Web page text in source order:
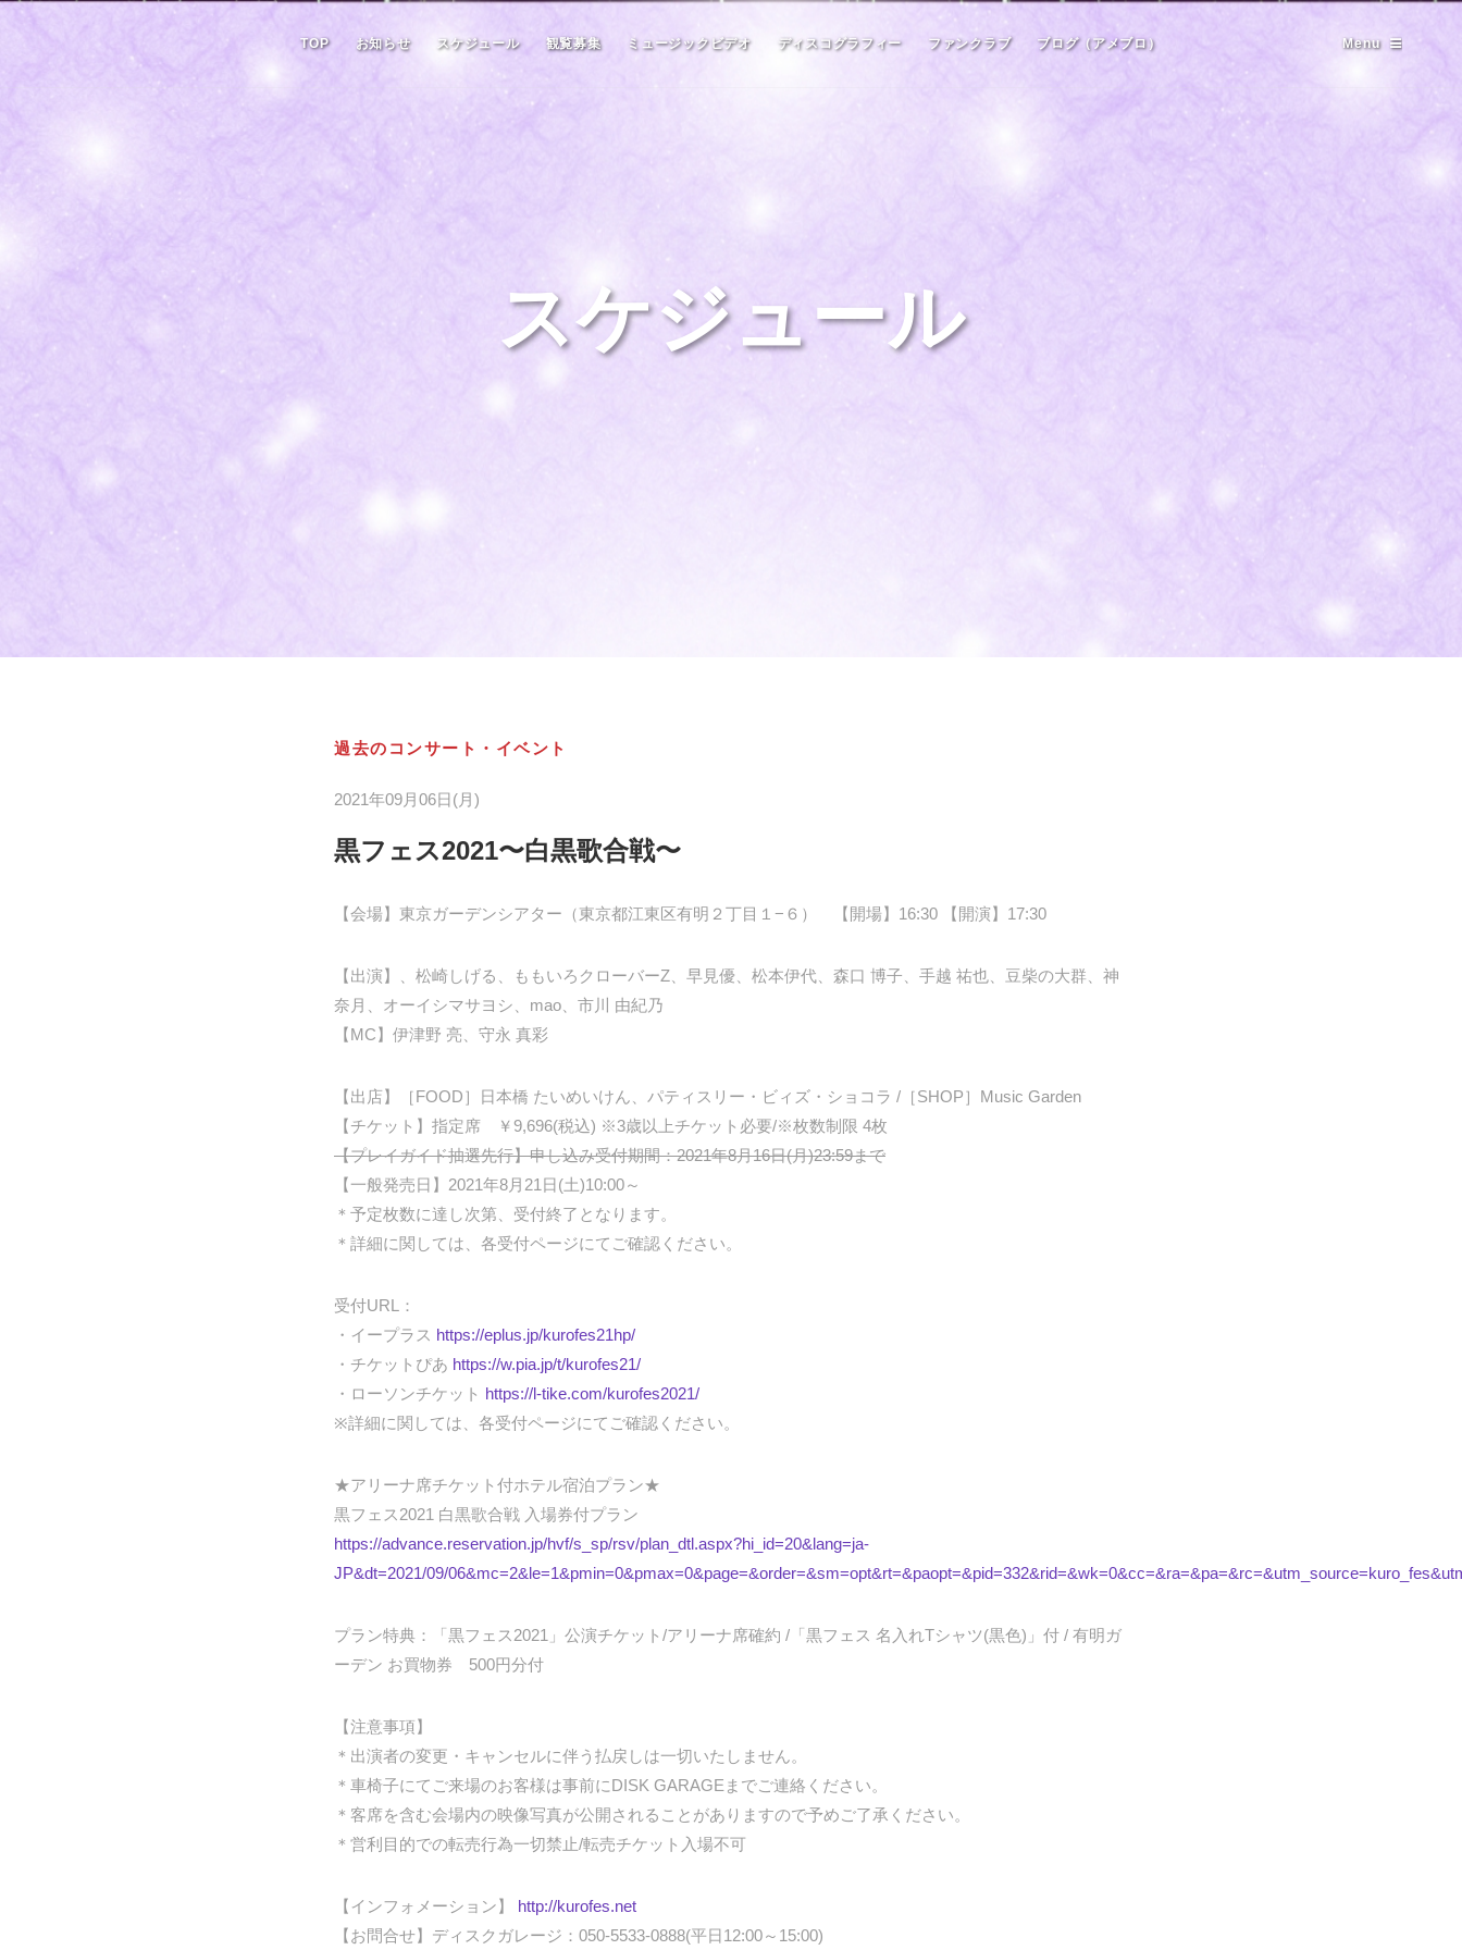
TOP お知らせ スケジュール 観覧募集 ミュージックビデオ ディスコグラフィー ファンクラブ ブログ（アメブロ） Menu
スケジュール
過去のコンサート・イベント
2021年09月06日(月)
黒フェス2021〜白黒歌合戦〜
【会場】東京ガーデンシアター（東京都江東区有明２丁目１−６） 【開場】16:30 【開演】17:30
【出演】、松崎しげる、ももいろクローバーZ、早見優、松本伊代、森口 博子、手越 祐也、豆柴の大群、神
奈月、オーイシマサヨシ、mao、市川 由紀乃
【MC】伊津野 亮、守永 真彩
【出店】［FOOD］日本橋 たいめいけん、パティスリー・ビィズ・ショコラ /［SHOP］Music Garden
【チケット】指定席 ￥9,696(税込) ※3歳以上チケット必要/※枚数制限 4枚
【プレイガイド抽選先行】申し込み受付期間：2021年8月16日(月)23:59まで
【一般発売日】2021年8月21日(土)10:00～
＊予定枚数に達し次第、受付終了となります。
＊詳細に関しては、各受付ページにてご確認ください。
受付URL：
・イープラス https://eplus.jp/kurofes21hp/
・チケットぴあ https://w.pia.jp/t/kurofes21/
・ローソンチケット https://l-tike.com/kurofes2021/
※詳細に関しては、各受付ページにてご確認ください。
★アリーナ席チケット付ホテル宿泊プラン★
黒フェス2021 白黒歌合戦 入場券付プラン
https://advance.reservation.jp/hvf/s_sp/rsv/plan_dtl.aspx?hi_id=20&lang=ja-
JP&dt=2021/09/
プラン特典：「黒フェス2021」公演チケット/アリーナ席確約 /「黒フェス 名入れTシャツ(黒色)」付 / 有明ガ
ーデン お買物券 500円分付
【注意事項】
＊出演者の変更・キャンセルに伴う払戻しは一切いたしません。
＊車椅子にてご来場のお客様は事前にDISK GARAGEまでご連絡ください。
＊客席を含む会場内の映像写真が公開されることがありますので予めご了承ください。
＊営利目的での転売行為一切禁止/転売チケット入場不可
【インフォメーション】 http://kurofes.net
【お問合せ】ディスクガレージ：050-5533-0888(平日12:00～15:00)